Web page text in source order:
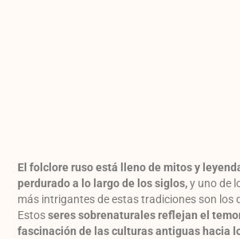
El folclore ruso está lleno de mitos y
perdurado a lo largo de los siglos,y uno de
más intrigantes de estas tradiciones son los
Estosseres sobrenaturales reflejan el
fascinación de las culturas antiguas hacia